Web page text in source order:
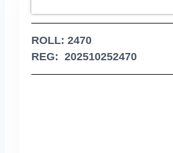
ROLL: 2470
REG: 202510252470